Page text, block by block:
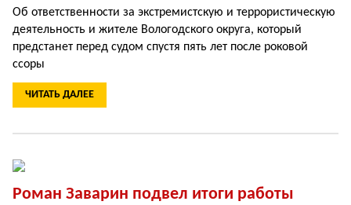
Об ответственности за экстремистскую и террористическую
деятельность и жителе Вологодского округа, который
предстанет перед судом спустя пять лет после роковой
ссоры
ЧИТАТЬ ДАЛЕЕ
Роман Заварин подвел итоги работы